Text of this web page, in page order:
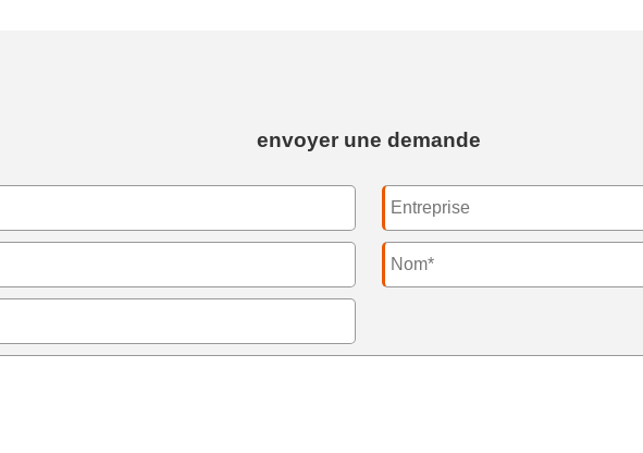
envoyer une demande